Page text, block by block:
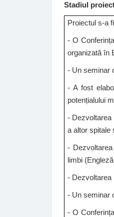
Stadiul
Proiectul s-a
- O
organizată în
- Un seminar
- A fost
potențialului
- Dezvoltarea
a altor spitale
-
limbi (Engleză
- Dezvoltarea
- Un seminar
- O